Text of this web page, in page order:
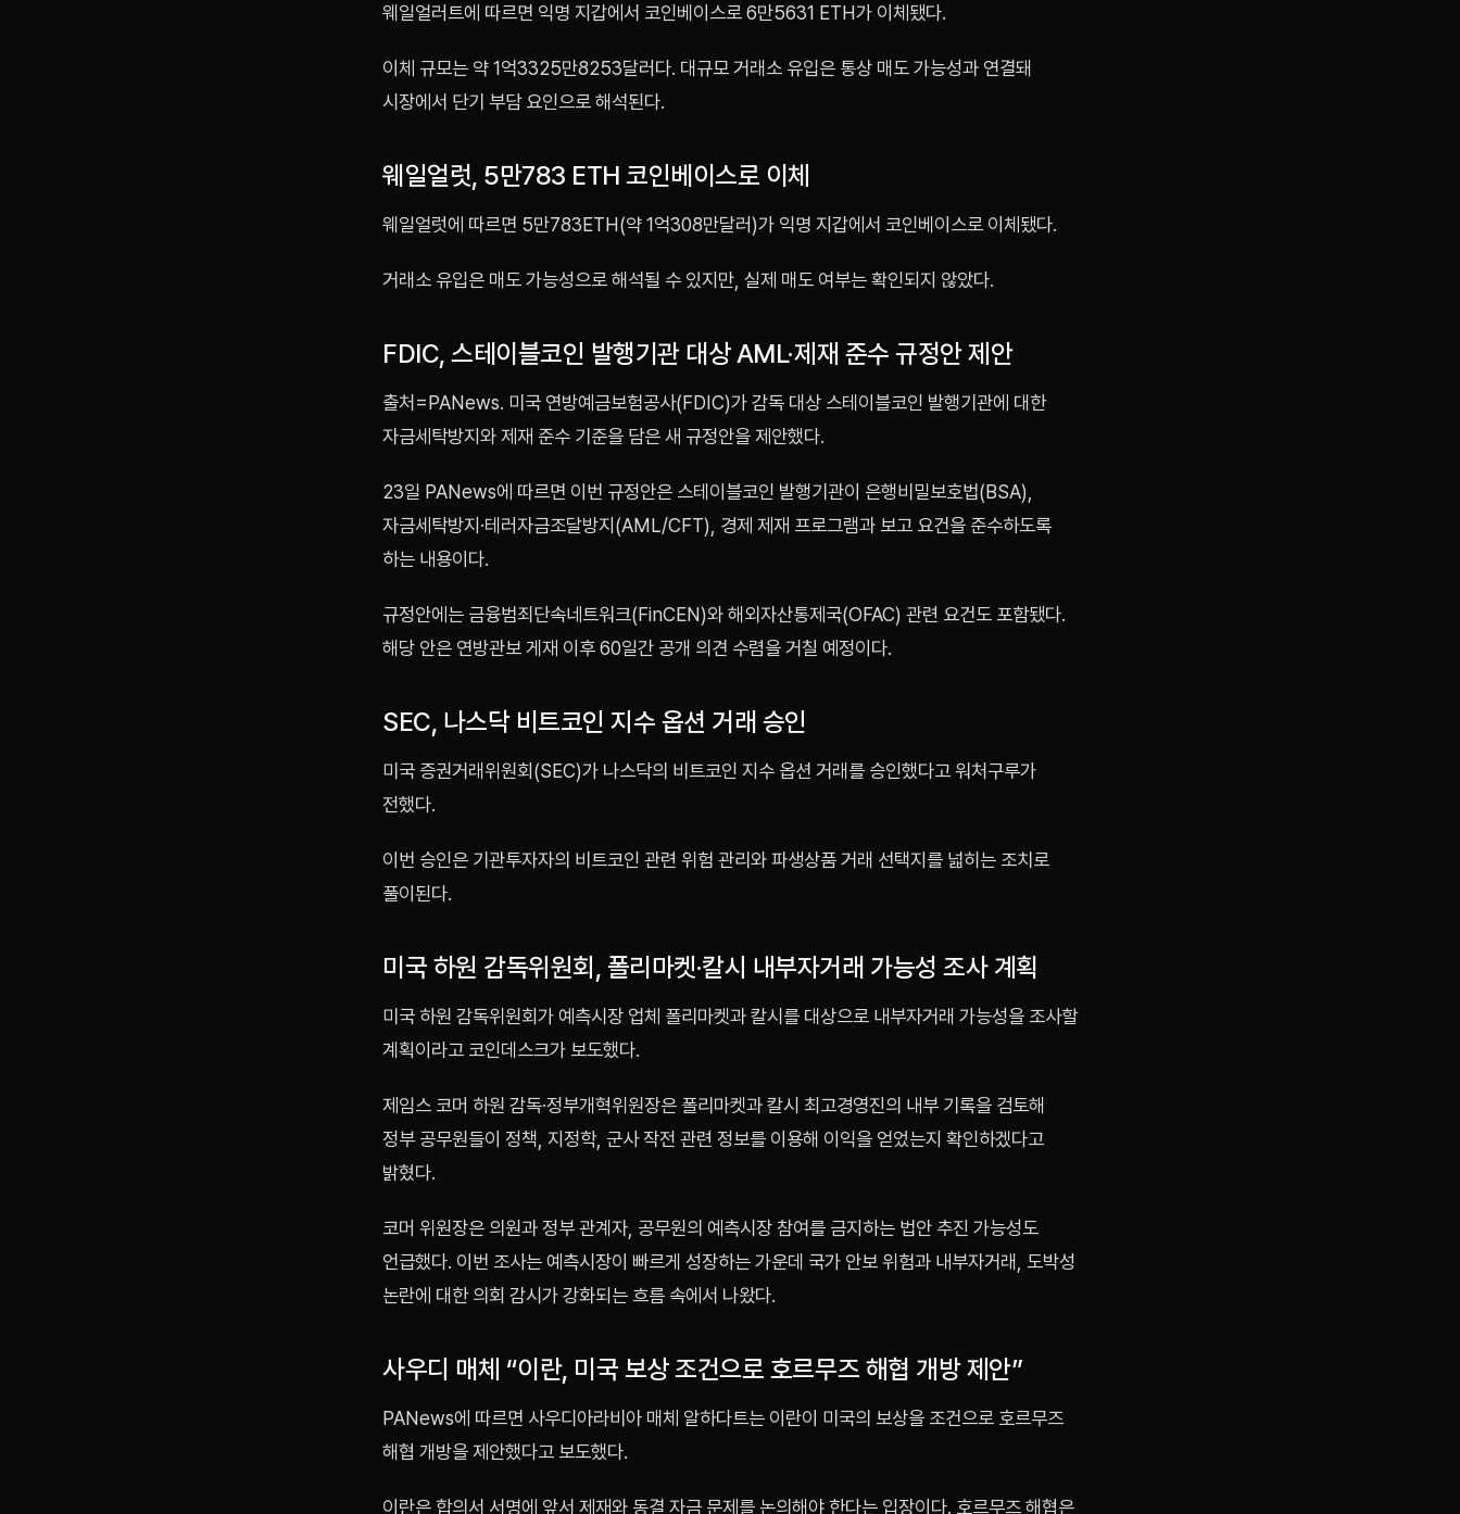
웨일얼러트에 따르면 익명 지갑에서 코인베이스로 6만5631 ETH가 이체됐다.
이체 규모는 약 1억3325만8253달러다. 대규모 거래소 유입은 통상 매도 가능성과 연결돼
시장에서 단기 부담 요인으로 해석된다.
웨일얼럿, 5만783 ETH 코인베이스로 이체
웨일얼럿에 따르면 5만783ETH(약 1억308만달러)가 익명 지갑에서 코인베이스로 이체됐다.
거래소 유입은 매도 가능성으로 해석될 수 있지만, 실제 매도 여부는 확인되지 않았다.
FDIC, 스테이블코인 발행기관 대상 AML·제재 준수 규정안 제안
출처=PANews. 미국 연방예금보험공사(FDIC)가 감독 대상 스테이블코인 발행기관에 대한
자금세탁방지와 제재 준수 기준을 담은 새 규정안을 제안했다.
23일 PANews에 따르면 이번 규정안은 스테이블코인 발행기관이 은행비밀보호법(BSA),
자금세탁방지·테러자금조달방지(AML/CFT), 경제 제재 프로그램과 보고 요건을 준수하도록
하는 내용이다.
규정안에는 금융범죄단속네트워크(FinCEN)와 해외자산통제국(OFAC) 관련 요건도 포함됐다.
해당 안은 연방관보 게재 이후 60일간 공개 의견 수렴을 거칠 예정이다.
SEC, 나스닥 비트코인 지수 옵션 거래 승인
미국 증권거래위원회(SEC)가 나스닥의 비트코인 지수 옵션 거래를 승인했다고 워처구루가
전했다.
이번 승인은 기관투자자의 비트코인 관련 위험 관리와 파생상품 거래 선택지를 넓히는 조치로
풀이된다.
미국 하원 감독위원회, 폴리마켓·칼시 내부자거래 가능성 조사 계획
미국 하원 감독위원회가 예측시장 업체 폴리마켓과 칼시를 대상으로 내부자거래 가능성을 조사할
계획이라고 코인데스크가 보도했다.
제임스 코머 하원 감독·정부개혁위원장은 폴리마켓과 칼시 최고경영진의 내부 기록을 검토해
정부 공무원들이 정책, 지정학, 군사 작전 관련 정보를 이용해 이익을 얻었는지 확인하겠다고
밝혔다.
코머 위원장은 의원과 정부 관계자, 공무원의 예측시장 참여를 금지하는 법안 추진 가능성도
언급했다. 이번 조사는 예측시장이 빠르게 성장하는 가운데 국가 안보 위험과 내부자거래, 도박성
논란에 대한 의회 감시가 강화되는 흐름 속에서 나왔다.
사우디 매체 “이란, 미국 보상 조건으로 호르무즈 해협 개방 제안”
PANews에 따르면 사우디아라비아 매체 알하다트는 이란이 미국의 보상을 조건으로 호르무즈
해협 개방을 제안했다고 보도했다.
이란은 합의서 서명에 앞서 제재와 동결 자금 문제를 논의해야 한다는 입장이다. 호르무즈 해협은